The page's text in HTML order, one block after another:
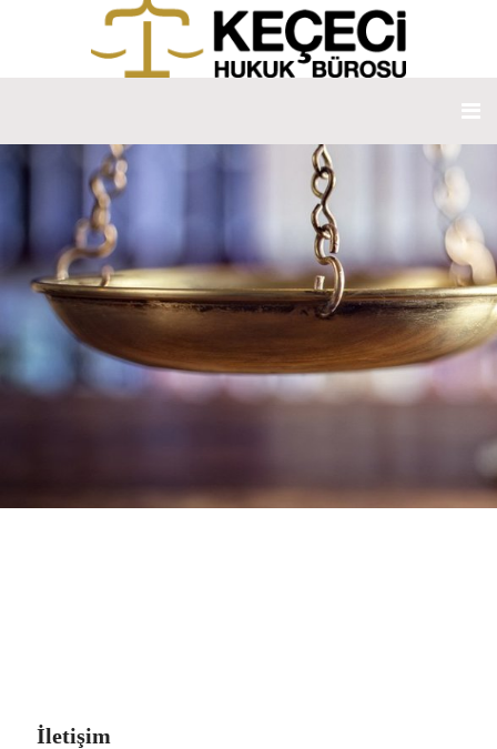
Keçeci Hukuk
İletişim